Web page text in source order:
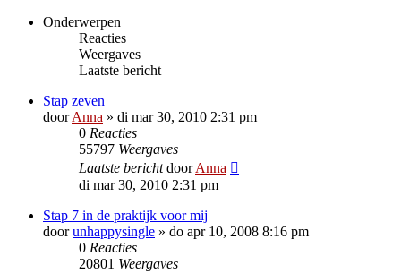
Onderwerpen
Reacties
Weergaves
Laatste bericht
Stap zeven
doorAnna » di mar 30, 2010 2:31 pm
0 Reacties
55797 Weergaves
Laatste berichtdoorAnna
di mar 30, 2010 2:31 pm
Stap 7 in de praktijk voor mij
doorunhappysingle » do apr 10, 2008 8:16 pm
0 Reacties
20801 Weergaves